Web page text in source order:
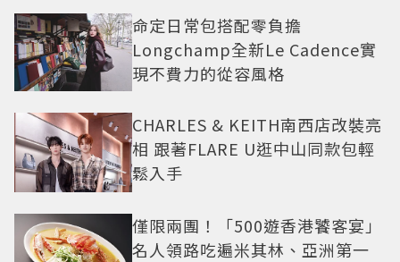
命定日常包搭配零負擔
Longchamp全新Le Cadence實
現不費力的從容風格
CHARLES & KEITH南西店改裝亮
相 跟著FLARE U逛中山同款包輕
鬆入手
僅限兩團！「500遊香港饕客宴」
名人領路吃遍米其林、亞洲第一